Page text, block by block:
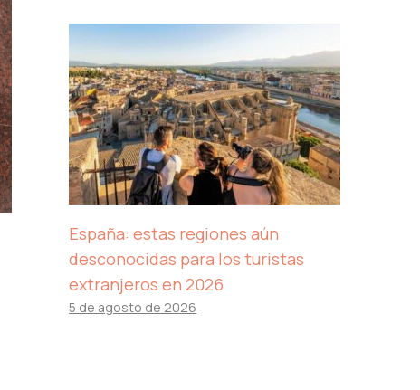
España: estas regiones aún
desconocidas para los turistas
extranjeros en 2026
5 de agosto de 2026